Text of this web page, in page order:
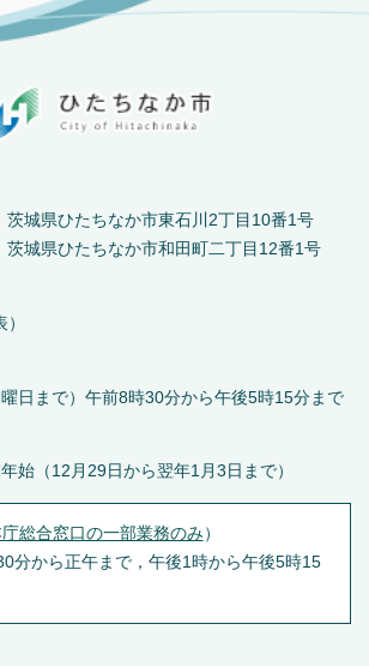
城県ひたちなか市東石川2丁目10番1号
城県ひたちなか市和田町二丁目12番1号
日まで）午前8時30分から午後5時15分まで
始（12月29日から翌年1月3日まで）
総合窓口の一部業務のみ ）
分から正午まで，午後1時から午後5時15